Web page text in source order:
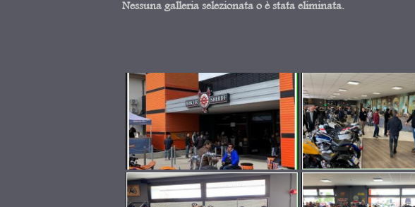
Nessuna galleria selezionata o è stata eliminata.